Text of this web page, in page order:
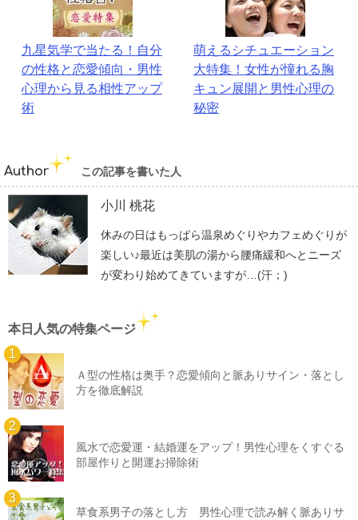
九星気学で当たる！自分
の性格と恋愛傾向・男性
心理から見る相性アップ
術
萌えるシチュエーション
大特集！女性が憧れる胸
キュン展開と男性心理の
秘密
Author この記事を書いた人
小川 桃花
休みの日はもっぱら温泉めぐりやカフェめぐりが
楽しい♪最近は美肌の湯から腰痛緩和へとニーズ
が変わり始めてきていますが…(汗；)
本日人気の特集ページ
Ａ型の性格は奥手？恋愛傾向と脈ありサイン・落とし
方を徹底解説
風水で恋愛運・結婚運をアップ！男性心理をくすぐる
部屋作りと開運お掃除術
草食系男子の落とし方 男性心理で読み解く脈ありサ